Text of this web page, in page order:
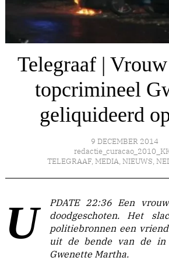
Telegraaf |
topcrimineel
geliquideerd
9 DECEMBER 2014
TELEGRAAF, MEDIA, NIEUWS,
UPDATE 22:36 Een vrouw is in Amstelveen
doodgeschoten. Het
politiebronnen een
uit de bende van de in
Gwenette Martha.